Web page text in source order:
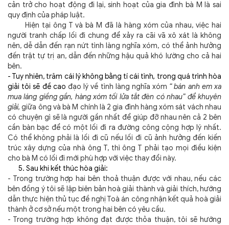
cản trở cho hoạt động đi lại, sinh hoạt của gia đình bà M là sai
quy định của pháp luật.
Hiện tại ông T và bà M đã là hàng xóm của nhau, việc hai
người tranh chấp lối đi chung để xảy ra cãi vã xô xát là không
nên, dễ dẫn đến rạn nứt tình làng nghĩa xóm, có thể ảnh hưởng
đến trật tự trị an, dẫn đến những hậu quả khó lường cho cả hai
bên.
- Tuy nhiên, trăm cái lý không bằng tí cái tình, trong quá trình hòa
giải tôi sẽ đề cao đạo lý về tình làng nghĩa xóm “ bán anh em xa
mua láng giềng gần, hàng xóm tối lửa tắt đèn có nhau” để khuyên
giải,giữa ông và bà M chính là 2 gia đình hàng xóm sát vách nhau
có chuyện gì sẽ là người gần nhất để giúp đỡ nhau nên cả 2 bên
cần bàn bạc để có một lối đi ra đường công cộng hợp lý nhất.
Có thể không phải là lối đi cũ nếu lối đi cũ ảnh hưởng đến kiến
trúc xây dựng của nhà ông T, thì ông T phải tạo mọi điều kiện
cho bà M có lối đi mới phù hợp với việc thay đổi này.
5. Sau khi kết thúc hòa giải:
- Trong trường hợp hai bên thoả thuận được với nhau, nếu các
bên đồng ý tôi sẽ lập biên bản hoà giải thành và giải thích, hướng
dẫn thực hiện thủ tục đề nghị Toà án công nhận kết quả hoà giải
thành ở cơ sở nếu một trong hai bên có yêu cầu.
- Trong trường hợp không đạt được thỏa thuận, tôi sẽ hướng